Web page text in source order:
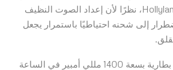
للإعجاب ويمثل فوزًا لـ Hollyland، نظرًا لأن إعداد الصوت النظيف
إلى شحنه احتياطيًا باستمرار يجعل
تحتوي علبة الشحن على بطارية بسعة 1400 مللي أمبير في الساعة